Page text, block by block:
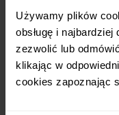
Używamy plików
obsługę i
zezwolić lub
klikając w
cookies zapoznając